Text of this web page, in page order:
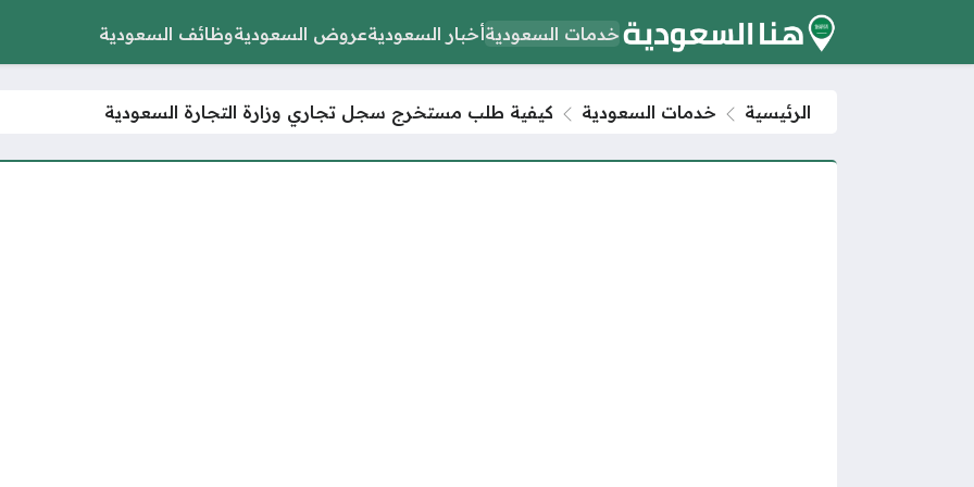
خدمات السعوديةأخبار السعوديةعروض السعوديةوظائف السعودية
الرئيسية خدمات السعودية كيفية طلب مستخرج سجل تجاري وزارة التجارة السعودية